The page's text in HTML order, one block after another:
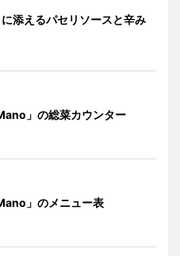
添えるパセリソースと辛み
」の総菜カウンター
」のメニュー表